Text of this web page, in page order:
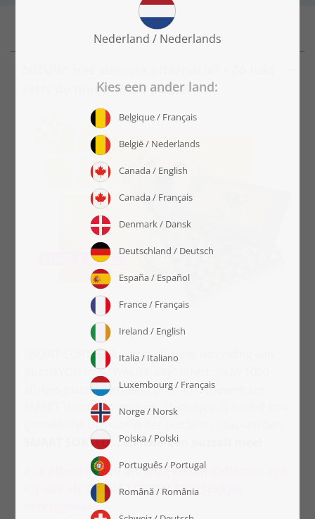
zelfs de moeilijkste puzzel
SMART SORTED is een exclusieve uitvinding van
puzzleYOU met “WAUW, zeg” effect: Jouw 1000
stukjes puzzel, verdeeld over 40 uitneembare
SMART doosjes met ieder 25 stukjes. Jij beslist hoe
gemakkelijk of moeilijk het puzzelen gaat worden.
SMART SORTED... en iedereen puzzelt mee!
Alle afbeeldingen uit onze Puzzel Collecties zijn
nu ook als SMART SORTED 1000 stukjes
verkrijgbaar!